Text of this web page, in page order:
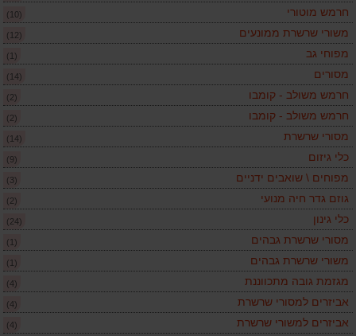
חרמש מוטורי (10)
משורי שרשרת ממונעים (12)
מפוחי גב (1)
מסורים (14)
חרמש משולב - קומבו (2)
חרמש משולב - קומבו (2)
מסורי שרשרת (14)
כלי גיזום (9)
מפוחים \ שואבים ידניים (3)
גוזם גדר חיה מנועי (2)
כלי גינון (24)
מסורי שרשרת גבהים (1)
משורי שרשרת גבהים (1)
מגזמת גובה מתכווננת (4)
אביזרים למסורי שרשרת (4)
אביזרים למשורי שרשרת (4)